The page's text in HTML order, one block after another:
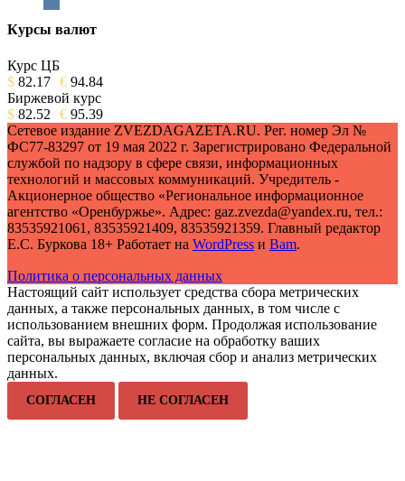
Курсы валют
Курс ЦБ
$ 82.17 € 94.84
Биржевой курс
$ 82.52 € 95.39
Сетевое издание ZVEZDAGAZETA.RU. Рег. номер Эл №
ФС77-83297 от 19 мая 2022 г. Зарегистрировано Федеральной
службой по надзору в сфере связи, информационных
технологий и массовых коммуникаций. Учредитель -
Акционерное общество «Региональное информационное
агентство «Оренбуржье». Адрес: gaz.zvezda@yandex.ru, тел.:
83535921061, 83535921409, 83535921359. Главный редактор
Е.С. Буркова 18+ Работает на WordPress и Bam.
Политика о персональных данных
Настоящий сайт использует средства сбора метрических
данных, а также персональных данных, в том числе с
использованием внешних форм. Продолжая использование
сайта, вы выражаете согласие на обработку ваших
персональных данных, включая сбор и анализ метрических
данных.
СОГЛАСЕН НЕ СОГЛАСЕН